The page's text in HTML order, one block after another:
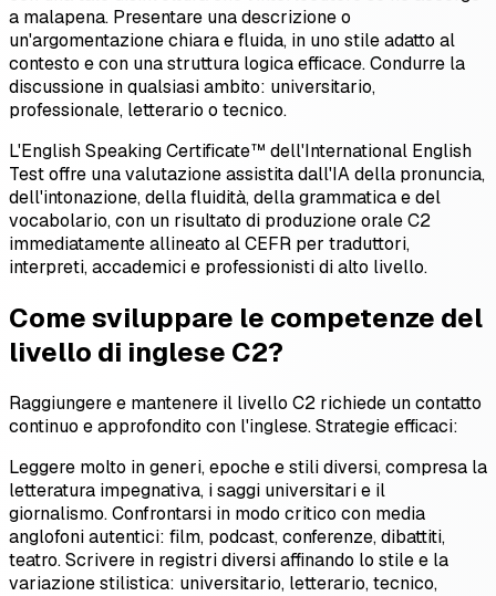
a malapena. Presentare una descrizione o
un'argomentazione chiara e fluida, in uno stile adatto al
contesto e con una struttura logica efficace. Condurre la
discussione in qualsiasi ambito: universitario,
professionale, letterario o tecnico.
L'English Speaking Certificate™ dell'International English
Test offre una valutazione assistita dall'IA della pronuncia,
dell'intonazione, della fluidità, della grammatica e del
vocabolario, con un risultato di produzione orale C2
immediatamente allineato al CEFR per traduttori,
interpreti, accademici e professionisti di alto livello.
Come sviluppare le competenze del
livello di inglese C2?
Raggiungere e mantenere il livello C2 richiede un contatto
continuo e approfondito con l'inglese. Strategie efficaci:
Leggere molto in generi, epoche e stili diversi, compresa la
letteratura impegnativa, i saggi universitari e il
giornalismo. Confrontarsi in modo critico con media
anglofoni autentici: film, podcast, conferenze, dibattiti,
teatro. Scrivere in registri diversi affinando lo stile e la
variazione stilistica: universitario, letterario, tecnico,